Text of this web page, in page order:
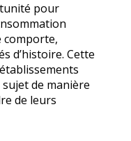
pour
comporte,
d’histoire. Cette
de manière
de leurs